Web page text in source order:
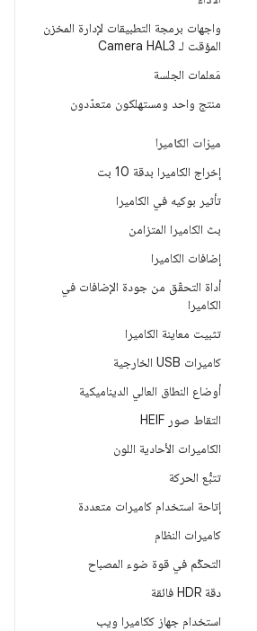
واجهات برمجة التطبيقات لإدارة المخزن
المؤقت لـ Camera HAL3
مَعلمات الجلسة
منتج واحد ومستهلكون متعدّدون
ميزات الكاميرا
إخراج الكاميرا بدقة 10 بت
تأثير بوكيه في الكاميرا
بث الكاميرا المتزامن
إضافات الكاميرا
أداة التحقّق من جودة الإضافات في
الكاميرا
تثبيت معاينة الكاميرا
كاميرات USB الخارجية
أوضاع النطاق العالي الديناميكية
التقاط صور HEIF
الكاميرات الأحادية اللون
تتبُّع الحركة
إتاحة استخدام كاميرات متعددة
كاميرات النظام
التحكّم في قوة ضوء المصباح
دقة HDR فائقة
استخدام جهاز ككاميرا ويب